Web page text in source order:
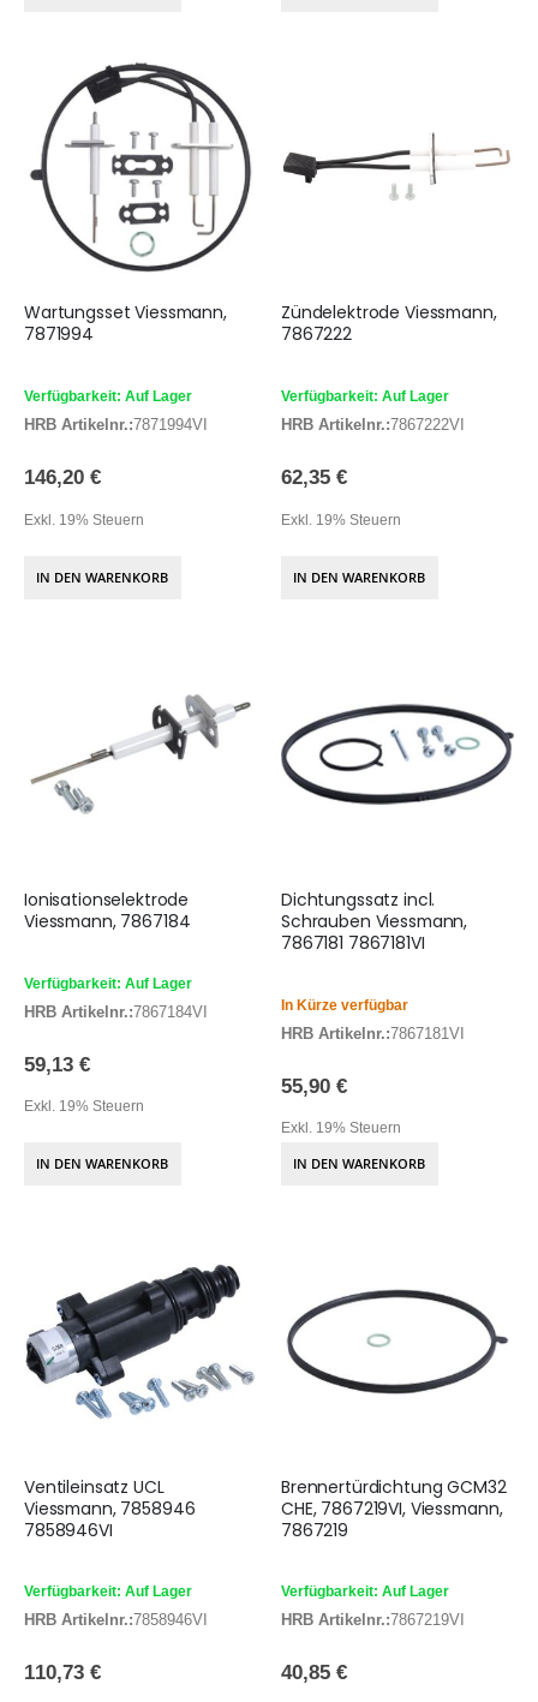
Wartungsset Viessmann,
7871994
Verfügbarkeit: Auf Lager
HRB Artikelnr.:7871994VI
146,20 €
Exkl. 19% Steuern
IN DEN WARENKORB
Zündelektrode Viessmann,
7867222
Verfügbarkeit: Auf Lager
HRB Artikelnr.:7867222VI
62,35 €
Exkl. 19% Steuern
IN DEN WARENKORB
Ionisationselektrode
Viessmann, 7867184
Verfügbarkeit: Auf Lager
HRB Artikelnr.:7867184VI
59,13 €
Exkl. 19% Steuern
IN DEN WARENKORB
Dichtungssatz incl.
Schrauben Viessmann,
7867181 7867181VI
In Kürze verfügbar
HRB Artikelnr.:7867181VI
55,90 €
Exkl. 19% Steuern
IN DEN WARENKORB
Ventileinsatz UCL
Viessmann, 7858946
7858946VI
Verfügbarkeit: Auf Lager
HRB Artikelnr.:7858946VI
110,73 €
Brennertürdichtung GCM32
CHE, 7867219VI, Viessmann,
7867219
Verfügbarkeit: Auf Lager
HRB Artikelnr.:7867219VI
40,85 €